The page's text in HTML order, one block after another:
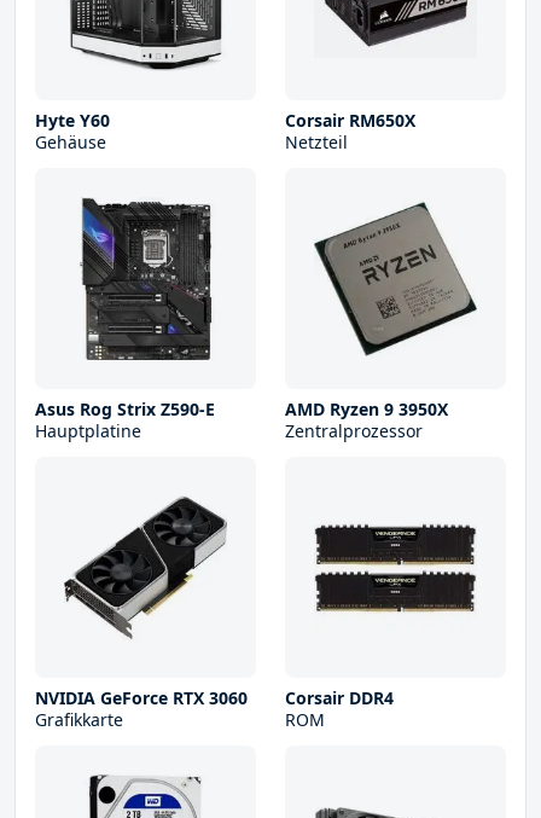
Hyte Y60
Gehäuse
Corsair RM650X
Netzteil
Asus Rog Strix Z590-E
Hauptplatine
AMD Ryzen 9 3950X
Zentralprozessor
NVIDIA GeForce RTX 3060
Grafikkarte
Corsair DDR4
ROM